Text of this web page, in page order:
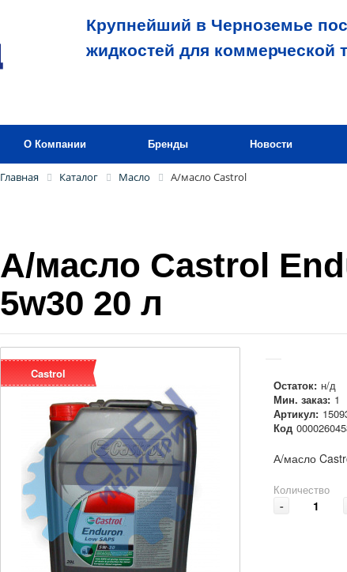
Крупнейший в Черноземье
жидкостей для коммерческой
О Компании Бренды Новости
Главная Каталог Масло А/масло Castrol
А/масло Castrol
5w30 20 л
Castrol
Остаток: н/д
Мин. заказ: 1
Артикул:
Код
А/масло
Количество
-